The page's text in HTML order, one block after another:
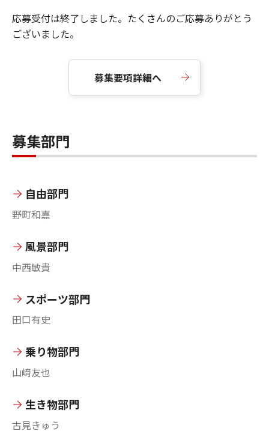
応募受付は終了しました。たくさんのご応募ありがとう
ございました。
募集要項詳細へ
募集部門
自由部門
野町和嘉
風景部門
中西敏貴
スポーツ部門
田口有史
乗り物部門
山﨑友也
生き物部門
古見きゅう